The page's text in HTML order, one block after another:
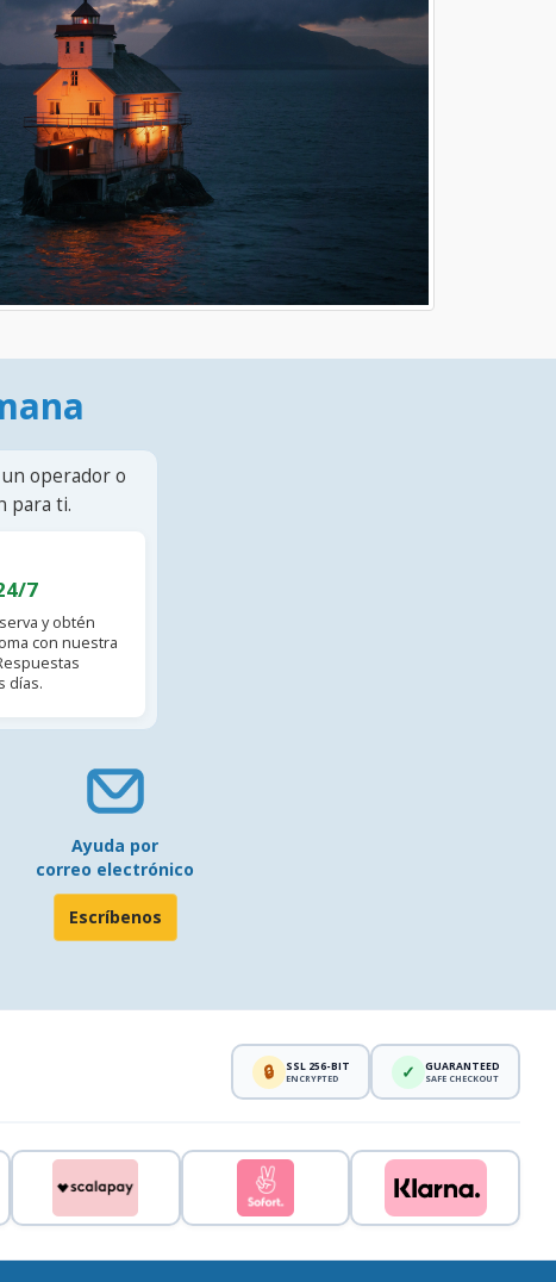
operador o
para ti.
7
y obtén
con nuestra
días.
Ayuda por
correo electrónico
Escríbenos
🔒 SSL 256-BIT
ENCRYPTED ✓ GUARANTEED
SAFE CHECKOUT